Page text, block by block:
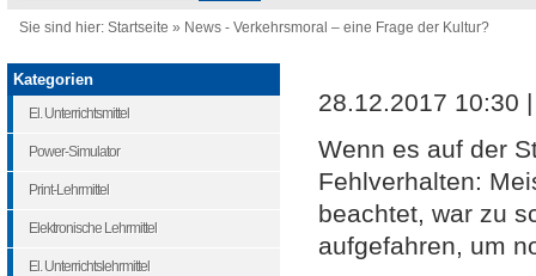
Sie sind hier: Startseite » News - Verkehrsmoral – eine Frage der Kultur?
28.12.2017 10:30
Wenn es auf der
Fehlverhalten:
beachtet, war zu
aufgefahren, um
Kategorien
El. Unterrichtsmittel
Power-Simulator
Print-Lehrmittel
Elektronische Lehrmittel
El. Unterrichtslehrmittel